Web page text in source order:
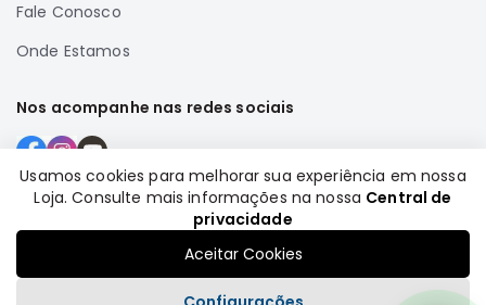
GM
MARCAS
MILTPARTS
TENACITY
Fale Conosco
Onde Estamos
Nos acompanhe nas redes sociais
Formas de pagamento
Usamos cookies para melhorar sua experiência em nossa
Loja. Consulte mais informações na nossa Central de
privacidade
Aceitar Cookies